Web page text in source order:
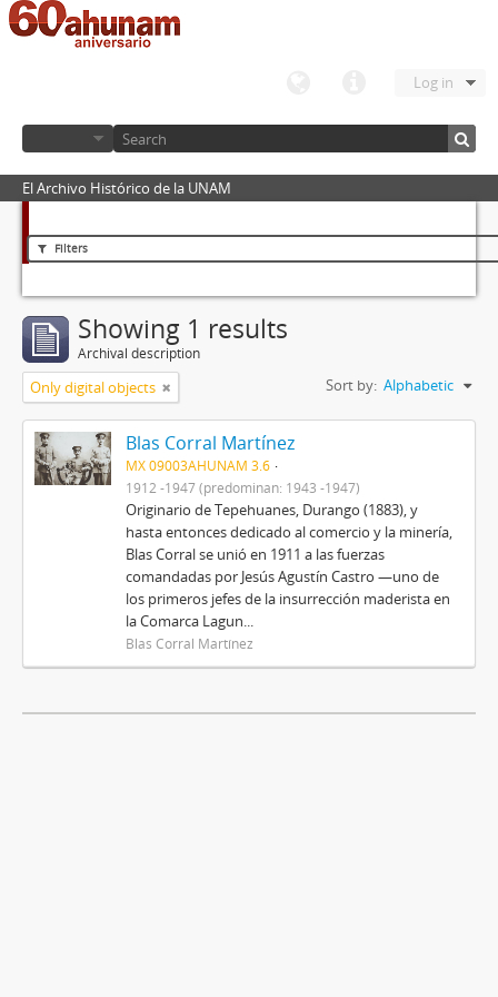
Log in
El Archivo Histórico de la UNAM
Filters
Showing 1 results
Archival description
Only digital objects Sort by: Alphabetic
Blas Corral Martínez
MX 09003AHUNAM 3.6
1912 -1947 (predominan: 1943 -1947)
Originario de Tepehuanes, Durango (1883), y
hasta entonces dedicado al comercio y la minería,
Blas Corral se unió en 1911 a las fuerzas
comandadas por Jesús Agustín Castro —uno de
los primeros jefes de la insurrección maderista en
la Comarca Lagun...
Blas Corral Martínez